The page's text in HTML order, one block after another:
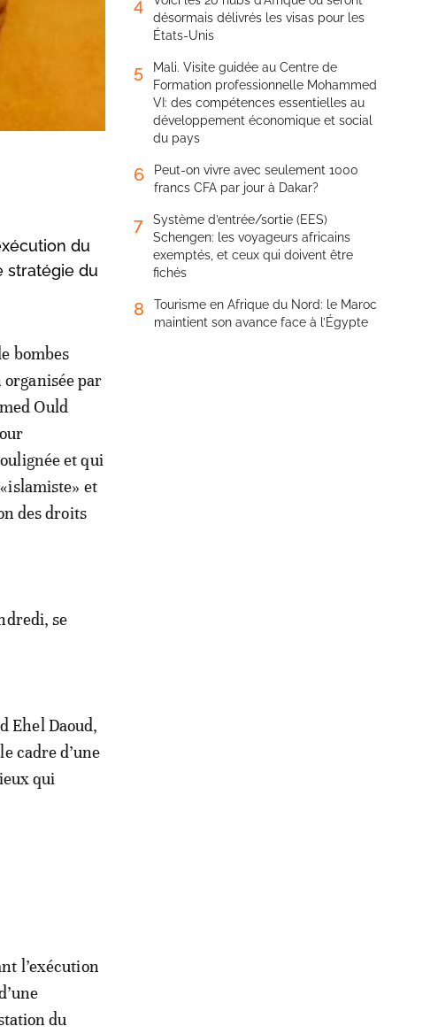
du
stratégie du
bombes
par
Ould
et qui
et
des droits
se
Ehel Daoud,
cadre d’une
qui
l’exécution
du
4
désormais délivrés les visas pour les
États-Unis
5
Mali. Visite guidée au Centre de
Formation professionnelle Mohammed
VI: des compétences essentielles au
développement économique et social
du pays
6
Peut-on vivre avec seulement 1000
francs CFA par jour à Dakar?
7
Système d’entrée/sortie (EES)
Schengen: les voyageurs africains
exemptés, et ceux qui doivent être
fichés
8
Tourisme en Afrique du Nord: le Maroc
maintient son avance face à l’Égypte